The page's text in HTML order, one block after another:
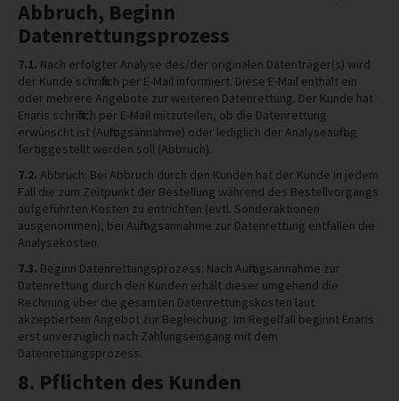
Abbruch, Beginn
Datenrettungsprozess
7.1. Nach erfolgter Analyse des/der originalen Datenträger(s) wird
der Kunde schriftlich per E-Mail informiert. Diese E-Mail enthält ein
oder mehrere Angebote zur weiteren Datenrettung. Der Kunde hat
Enaris schriftlich per E-Mail mitzuteilen, ob die Datenrettung
erwünscht ist (Auftragsannahme) oder lediglich der Analyseauftrag
fertiggestellt werden soll (Abbruch).
7.2. Abbruch: Bei Abbruch durch den Kunden hat der Kunde in jedem
Fall die zum Zeitpunkt der Bestellung während des Bestellvorgangs
aufgeführten Kosten zu entrichten (evtl. Sonderaktionen
ausgenommen), bei Auftragsannahme zur Datenrettung entfallen die
Analysekosten.
7.3. Beginn Datenrettungsprozess: Nach Auftragsannahme zur
Datenrettung durch den Kunden erhält dieser umgehend die
Rechnung über die gesamten Datenrettungskosten laut
akzeptiertem Angebot zur Begleichung. Im Regelfall beginnt Enaris
erst unverzüglich nach Zahlungseingang mit dem
Datenrettungsprozess.
8. Pflichten des Kunden